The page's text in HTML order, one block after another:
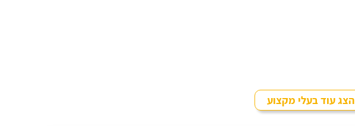
הצג עוד בעלי מקצוע